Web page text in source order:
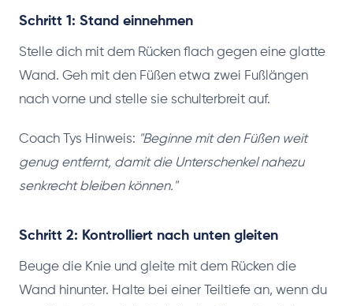
Schritt 1: Stand einnehmen
Stelle dich mit dem Rücken flach gegen eine glatte
Wand. Geh mit den Füßen etwa zwei Fußlängen
nach vorne und stelle sie schulterbreit auf.
Coach Tys Hinweis: "Beginne mit den Füßen weit
genug entfernt, damit die Unterschenkel nahezu
senkrecht bleiben können."
Schritt 2: Kontrolliert nach unten gleiten
Beuge die Knie und gleite mit dem Rücken die
Wand hinunter. Halte bei einer Teiltiefe an, wenn du